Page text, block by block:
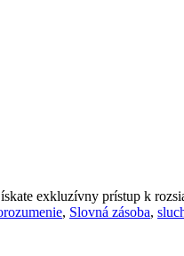
exkluzívny prístup k
, Slovná zásoba,